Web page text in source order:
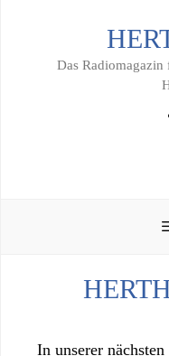
Das
In unserer